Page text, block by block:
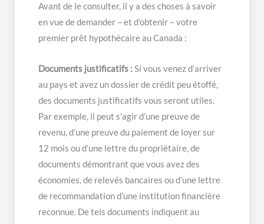
Avant de le consulter, il y a des choses à savoir
en vue de demander – et d’obtenir – votre
premier prêt hypothécaire au Canada :
Documents justificatifs :Si vous venez d’arriver
au pays et avez un dossier de crédit peu étoffé,
des documents justificatifs vous seront utiles.
Par exemple, il peut s’agir d’une preuve de
revenu, d’une preuve du paiement de loyer sur
12 mois ou d’une lettre du propriétaire, de
documents démontrant que vous avez des
économies, de relevés bancaires ou d’une lettre
de recommandation d’une institution financière
reconnue. De tels documents indiquent au